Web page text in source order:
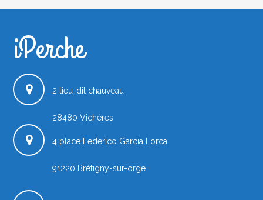
iPerche.fr
iPerche
2 lieu-dit chauveau
28480 Vichères
4 place Federico Garcia Lorca
91220 Brétigny-sur-orge